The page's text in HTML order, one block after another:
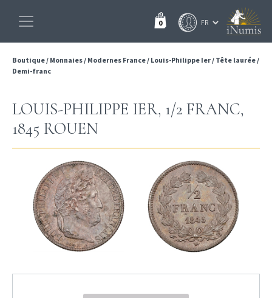
0
Boutique/ Monnaies/ Modernes France/ Louis-Philippe Ier/ Tête laurée/
Demi-franc
LOUIS-PHILIPPE IER, 1/2 FRANC,
1845 ROUEN